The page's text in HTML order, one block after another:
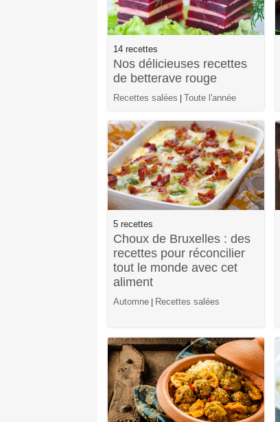
14 recettes
Nos délicieuses recettes
de betterave rouge
Recettes salées Toute l'année
5 recettes
Choux de Bruxelles : des
recettes pour réconcilier
tout le monde avec cet
aliment
Automne Recettes salées